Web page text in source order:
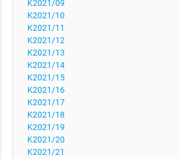
K2021/09
K2021/10
K2021/11
K2021/12
K2021/13
K2021/14
K2021/15
K2021/16
K2021/17
K2021/18
K2021/19
K2021/20
K2021/21